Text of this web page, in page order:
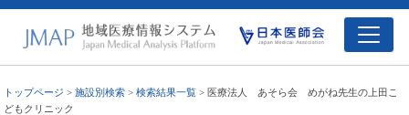
トップページ >施設別検索 >検索結果一覧 > 医療法人 あそら会 めがね先生の上田こ
どもクリニック